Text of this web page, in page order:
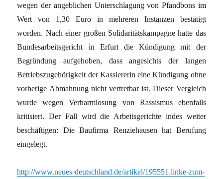
wegen der angeblichen Unterschlagung von Pfandbons im
Wert von 1,30 Euro in mehreren Instanzen bestätigt
worden. Nach einer großen Solidaritätskampagne hatte das
Bundesarbeitsgericht in Erfurt die Kündigung mit der
Begründung aufgehoben, dass angesichts der langen
Betriebszugehörigkeit der Kassiererin eine Kündigung ohne
vorherige Abmahnung nicht vertretbar ist. Dieser Vergleich
wurde wegen Verharmlosung von Rassismus ebenfalls
kritisiert. Der Fall wird die Arbeitsgerichte indes weiter
beschäftigen: Die Baufirma Renziehausen hat Berufung
eingelegt.
http://www.neues-deutschland.de/artikel/195551.linke-zum-